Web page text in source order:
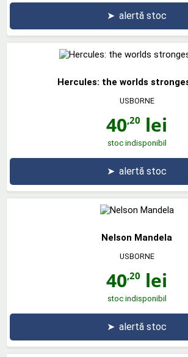
➤ alertă stoc
Hercules: the worlds
USBORNE
40,20 lei
stoc indisponibil
➤ alertă stoc
Nelson Mandela
USBORNE
40,20 lei
stoc indisponibil
➤ alertă stoc